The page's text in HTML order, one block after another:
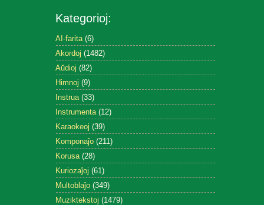
Kategorioj:
AI-farita (6)
Akordoj (1482)
Aŭdioj (82)
Himnoj (9)
Instrua (33)
Instrumenta (12)
Karaokeoj (39)
Komponaĵo (211)
Korusa (28)
Kuriozaĵoj (61)
Multoblaĵo (349)
Muziktekstoj (1479)